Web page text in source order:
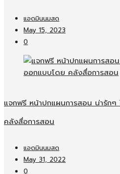
แอดมินนมสด
May 15, 2023
0
แจกฟรี หน้าปกแผนการสอน น่ารัก
คลังสื่อการสอน
แอดมินนมสด
May 31, 2022
0